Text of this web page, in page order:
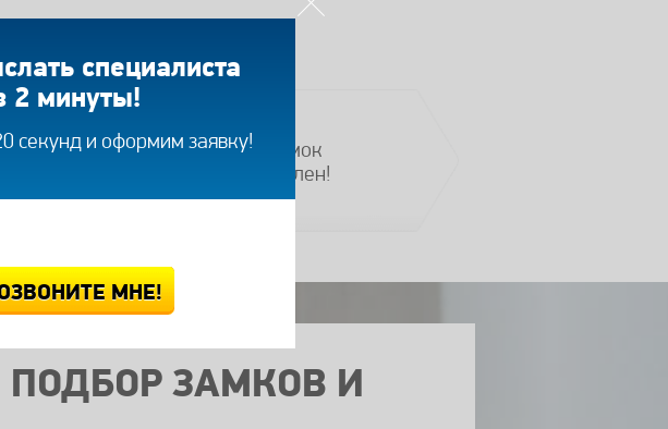
Ваш замок
установлен!
ЗАМКОВ И
специалиста
2 минуты!
секунд и оформим заявку!